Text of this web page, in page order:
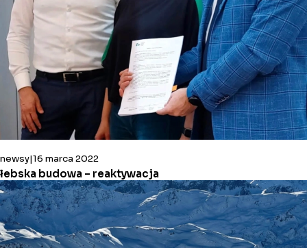
newsy 16 marca 2022
łebska budowa – reaktywacja